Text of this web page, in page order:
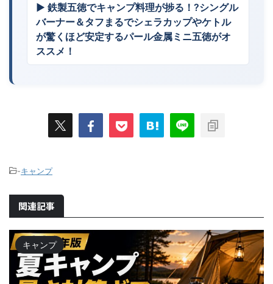
▶ 鉄製五徳でキャンプ料理が捗る！?シングル
バーナー＆タフまるでシェラカップやケトル
が驚くほど安定するパール金属ミニ五徳がオ
ススメ！
-キャンプ
関連記事
キャンプ